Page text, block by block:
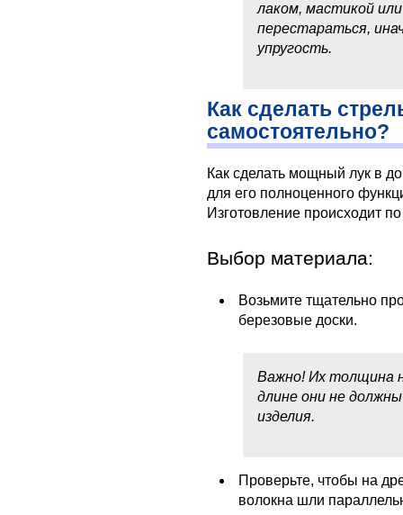
лаком, мастикой
перестараться,
упругость.
Как сделать
самостоятельно?
Как сделать мощный лук в
для его полноценного
Изготовление происходит
Выбор материала:
Возьмите тщательно
березовые доски.
Важно! Их толщина
длине они не
изделия.
Проверьте, чтобы на
волокна шли